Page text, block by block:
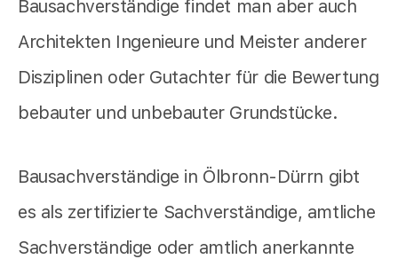
Bausachverständige findet man aber auch
Architekten Ingenieure und Meister anderer
Disziplinen oder Gutachter für die Bewertung
bebauter und unbebauter Grundstücke.
Bausachverständige in Ölbronn-Dürrn gibt
es als zertifizierte Sachverständige, amtliche
Sachverständige oder amtlich anerkannte